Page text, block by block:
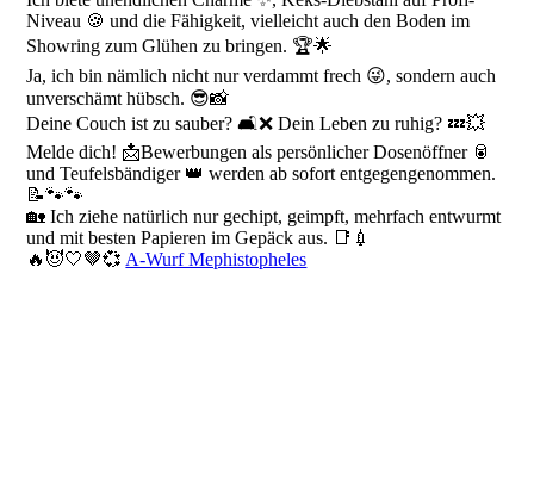
Niveau 🍪 und die Fähigkeit, vielleicht auch den Boden im
Showring zum Glühen zu bringen. 🏆🌟
Ja, ich bin nämlich nicht nur verdammt frech 😜, sondern auch
unverschämt hübsch. 😎📸
Deine Couch ist zu sauber? 🛋️❌ Dein Leben zu ruhig? 💤💥
Melde dich! 📩Bewerbungen als persönlicher Dosenöffner 🥫
und Teufelsbändiger 👑 werden ab sofort entgegengenommen.
📝🐾🐾
🏡 Ich ziehe natürlich nur gechipt, geimpft, mehrfach entwurmt
und mit besten Papieren im Gepäck aus. 📑💉
🔥😈🤍🤎💞 A-Wurf Mephistopheles